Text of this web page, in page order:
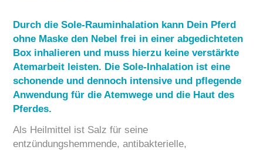
Durch die Sole-Rauminhalation kann Dein Pferd
ohne Maske den Nebel frei in einer abgedichteten
Box inhalieren und muss hierzu keine verstärkte
Atemarbeit leisten. Die Sole-Inhalation ist eine
schonende und dennoch intensive und pflegende
Anwendung für die Atemwege und die Haut des
Pferdes.
Als Heilmittel ist Salz für seine
entzündungshemmende, antibakterielle,